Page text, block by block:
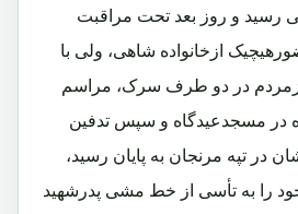
رسید و روز بعد تحت مراقبت
ازخانواده شاهی، ولی با
در دو طرف سرک، مراسم
در مسجدعیدگاه و سپس تدفین
در تپه مرنجان به پایان رسید،
را به تأسی از خط مشی پدرشهید